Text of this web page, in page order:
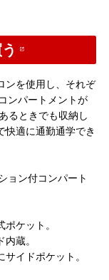
ンを使用し、それぞ
ンパートメントが
るときでも収納し
快適に通勤通学でき
ョン付コンパート
ケット。
蔵。
イドポケット。